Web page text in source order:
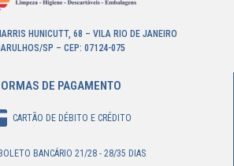
HUNICUTT, 68 – VILA RIO DE JANEIRO
SP – CEP: 07124-075
DE PAGAMENTO
CARTÃO DE DÉBITO E CRÉDITO
BOLETO BANCÁRIO 21/28 - 28/35 DIAS